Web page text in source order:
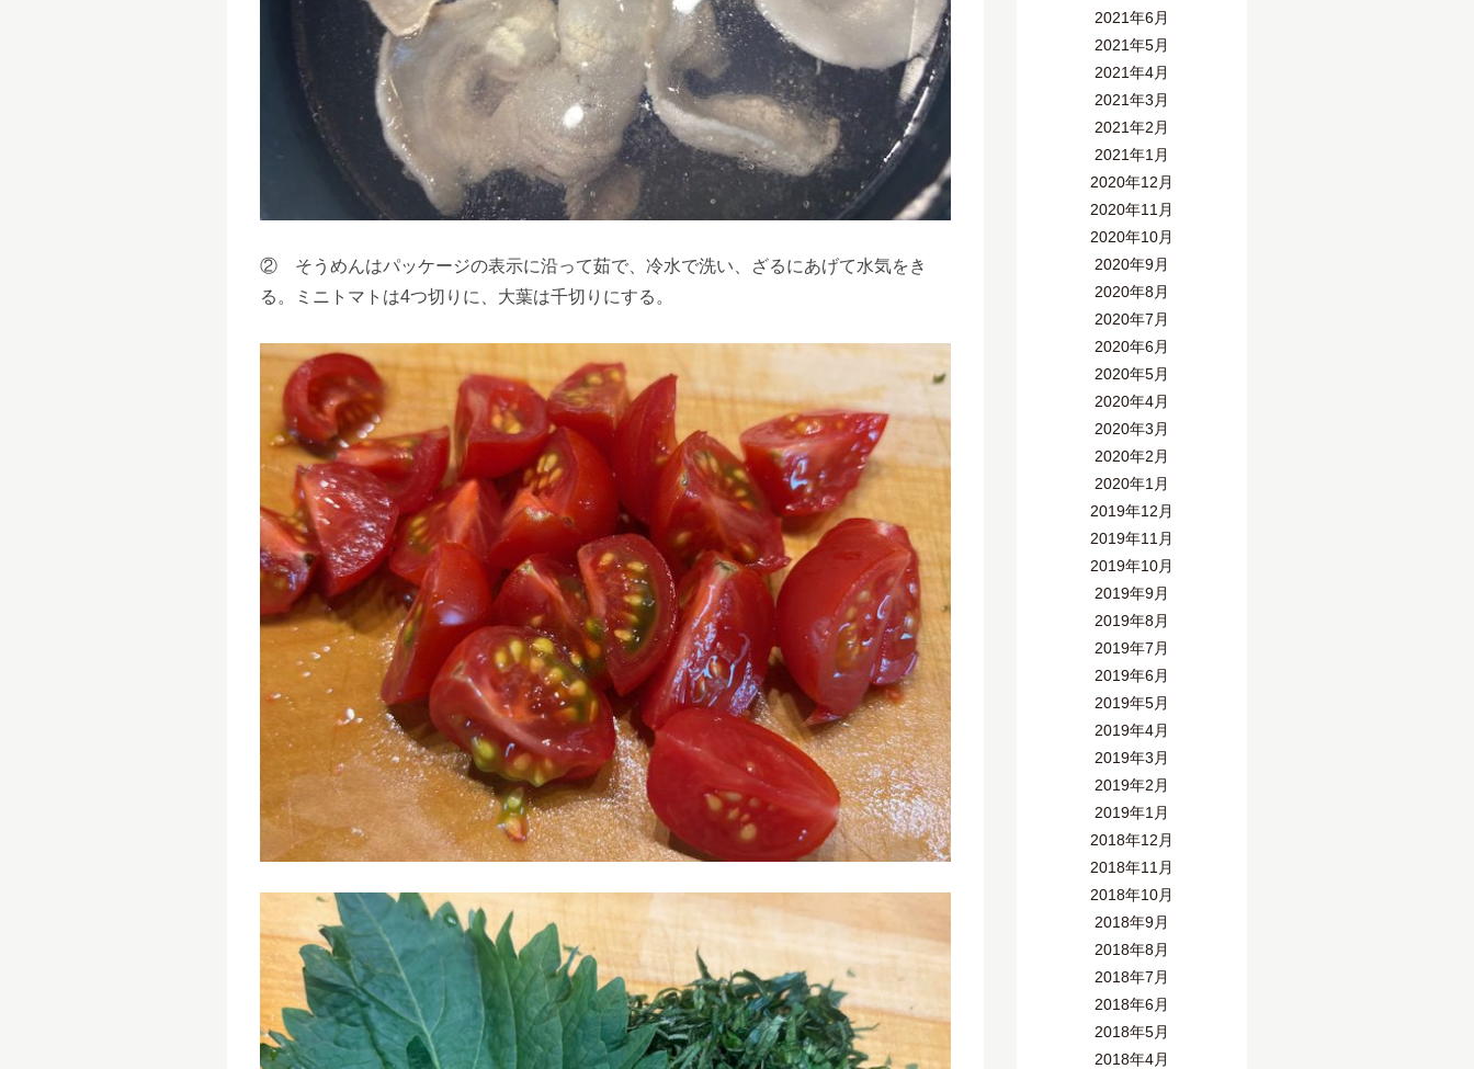
② そうめんはパッケージの表示に沿って茹で、冷水で洗い、ざるにあげて水気をき
る。ミニトマトは4つ切りに、大葉は千切りにする。​
2021年6月
2021年5月
2021年4月
2021年3月
2021年2月
2021年1月
2020年12月
2020年11月
2020年10月
2020年9月
2020年8月
2020年7月
2020年6月
2020年5月
2020年4月
2020年3月
2020年2月
2020年1月
2019年12月
2019年11月
2019年10月
2019年9月
2019年8月
2019年7月
2019年6月
2019年5月
2019年4月
2019年3月
2019年2月
2019年1月
2018年12月
2018年11月
2018年10月
2018年9月
2018年8月
2018年7月
2018年6月
2018年5月
2018年4月